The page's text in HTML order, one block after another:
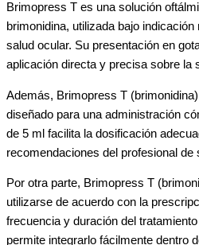
Brimopress T es una solución
brimonidina, utilizada bajo
salud ocular. Su presentación en
aplicación directa y precisa sobre la
Además, Brimopress T
diseñado para una administración
de 5 ml facilita la dosificación
recomendaciones del profesional de
Por otra parte, Brimopress T
utilizarse de acuerdo con la
frecuencia y duración del
permite integrarlo fácilmente dentro